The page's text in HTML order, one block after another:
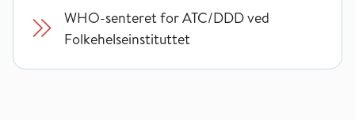
WHO-senteret for ATC/DDD ved
Folkehelseinstituttet